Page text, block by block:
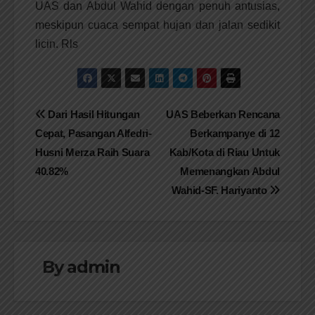
UAS dan Abdul Wahid dengan penuh antusias,
meskipun cuaca sempat hujan dan jalan sedikit
licin. Rls
Navigasi
pos
UAS Beberkan Rencana
Berkampanye di 12
Kab/Kota di Riau Untuk
Memenangkan Abdul
Wahid-SF. Hariyanto
Dari Hasil Hitungan
Cepat, Pasangan Alfedri-
Husni Merza Raih Suara
40.82%
Byadmin